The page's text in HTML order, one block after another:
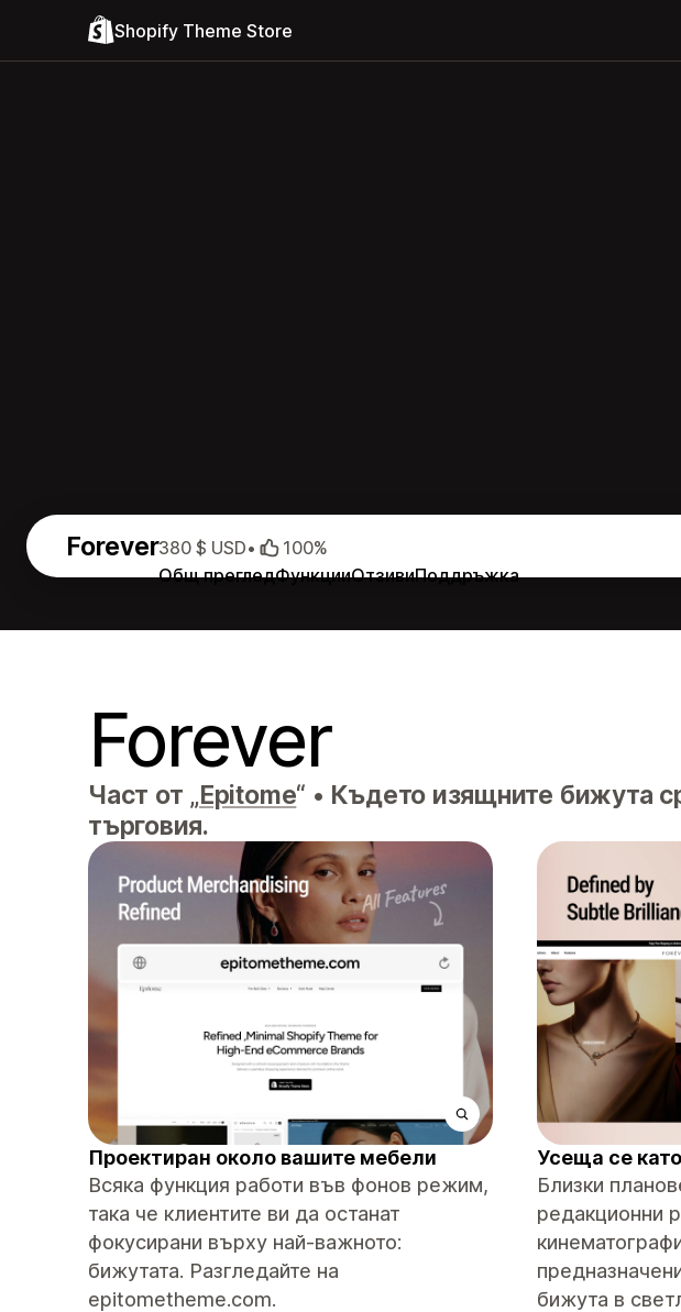
Shopify Theme Store
Forever
Общ прегледФункцииОтзивиПоддръжка
380 $ USD• 100%
Forever
Част от „Epitome“ • Където изящните бижута
търговия.
Проектиран около вашите мебели
Всяка функция работи във фонов режим,
така че клиентите ви да останат
фокусирани върху най-важното:
бижутата. Разгледайте на
epitometheme.com.
Усеща се
Близки
редакционни
бижута в